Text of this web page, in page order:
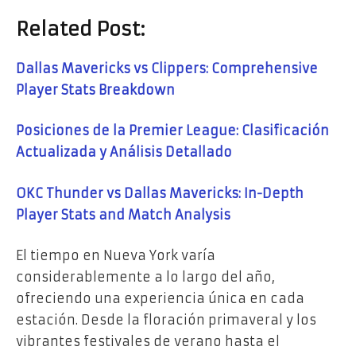
Related Post:
Dallas Mavericks vs Clippers: Comprehensive
Player Stats Breakdown
Posiciones de la Premier League: Clasificación
Actualizada y Análisis Detallado
OKC Thunder vs Dallas Mavericks: In-Depth
Player Stats and Match Analysis
El tiempo en Nueva York varía
considerablemente a lo largo del año,
ofreciendo una experiencia única en cada
estación. Desde la floración primaveral y los
vibrantes festivales de verano hasta el